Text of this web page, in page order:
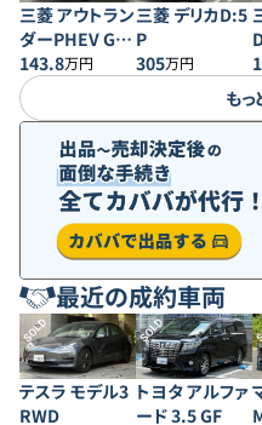
三菱 アウトラン
ダーPHEV Gプ
ラスパッケージ
143.8万円
三菱 デリカD:5
P
305万円
もっ
最近の成約車両
SOLD
テスラ モデル3
RWD
SOLD
トヨタ アルファ
ード 3.5 GF